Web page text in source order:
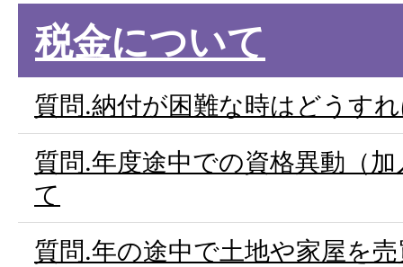
税金について
質問.納付が困難な時はどうす
質問.年度途中での資格異動（
て
質問.年の途中で土地や家屋を